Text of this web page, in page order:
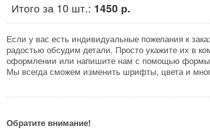
Итого за 10 шт.: 1450 р.
Если у вас есть индивидуальные пожелания к
радостью обсудим детали. Просто укажите их в
оформлении или напишите нам с помощью формы
Мы всегда сможем изменить шрифты, цвета и
Обратите внимание!